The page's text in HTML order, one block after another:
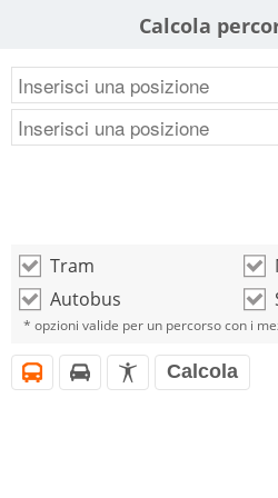
Calcola
o Tram o
o Autobus o
* opzioni valide per un percorso con i
i h l Calcola